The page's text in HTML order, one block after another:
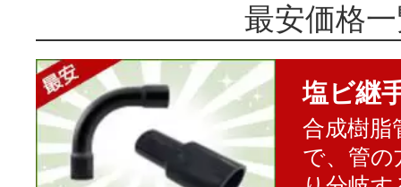
最安価格
塩ビ継
合成樹脂
で、管の